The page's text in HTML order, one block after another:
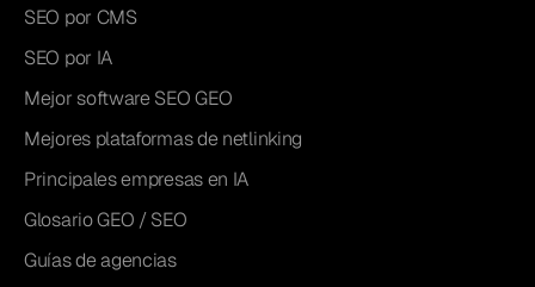
SEO por CMS
SEO por IA
Mejor software SEO GEO
Mejores plataformas de netlinking
Principales empresas en IA
Glosario GEO / SEO
Guías de agencias